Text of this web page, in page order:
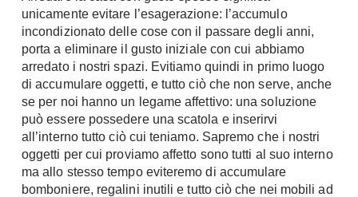
Armadi
Armadio ante Battenti
Armadi ante
Scorrevoli
Cabine Armadio
Armadi su misura
Armadi Angolo
I consigli sugli armadi
Console
Porte
Blindate
Porte Interne
Porte Scorrevoli
Portoni
Maniglie
unicamente evitare l’esagerazione: l’accumulo
incondizionato delle cose con il passare degli anni,
porta a eliminare il gusto iniziale con cui abbiamo
arredato i nostri spazi. Evitiamo quindi in primo luogo
di accumulare oggetti, e tutto ciò che non serve, anche
se per noi hanno un legame affettivo: una soluzione
può essere possedere una scatola e inserirvi
all’interno tutto ciò cui teniamo. Sapremo che i nostri
oggetti per cui proviamo affetto sono tutti al suo interno
ma allo stesso tempo eviteremo di accumulare
bomboniere, regalini inutili e tutto ciò che nei mobili ad